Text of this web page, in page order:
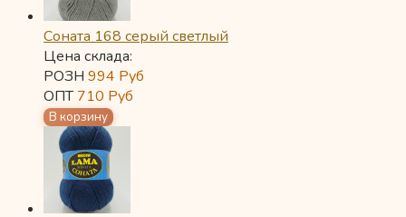
Соната 168 серый светлый
Цена склада:
РОЗН 994 Руб
ОПТ710 Руб